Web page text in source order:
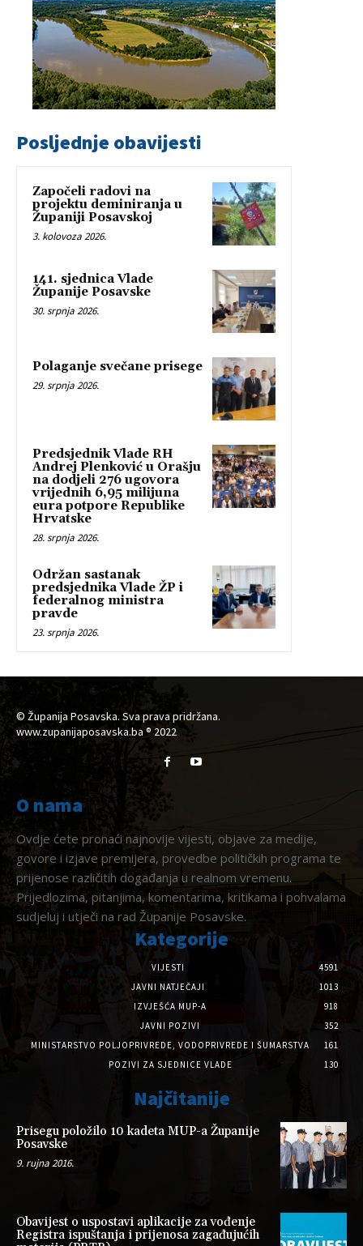
Posljednje obavijesti
Započeli radovi na
projektu deminiranja u
Županiji Posavskoj
3. kolovoza 2026.
141. sjednica Vlade
Županije Posavske
30. srpnja 2026.
Polaganje svečane prisege
29. srpnja 2026.
Predsjednik Vlade RH
Andrej Plenković u Orašju
na dodjeli 276 ugovora
vrijednih 6,95 milijuna
eura potpore Republike
Hrvatske
28. srpnja 2026.
Održan sastanak
predsjednika Vlade ŽP i
federalnog ministra
pravde
23. srpnja 2026.
© Županija Posavska. Sva prava pridržana.
www.zupanijaposavska.ba ® 2022
O nama
Ovdje ćete pronaći najnovije vijesti, objave za medije,
govore i izjave premijera, provedbe političkih programa te
prijenose različitih događanja u realnom vremenu.
Prijedlozima, pitanjima, komentarima, kritikama i pohvalama
sudjeluj i utječi na rad Županije Posavske.
Kategorije
VIJESTI
4591
JAVNI NATJEČAJI
1013
IZVJEŠĆA MUP-A
918
JAVNI POZIVI
352
MINISTARSTVO POLJOPRIVREDE, VODOPRIVREDE I ŠUMARSTVA
161
POZIVI ZA SJEDNICE VLADE
130
Najčitanije
Prisegu položilo 10 kadeta MUP-a Županije
Posavske
9. rujna 2016.
Obavijest o uspostavi aplikacije za vođenje
Registra ispuštanja i prijenosa zagađujućih